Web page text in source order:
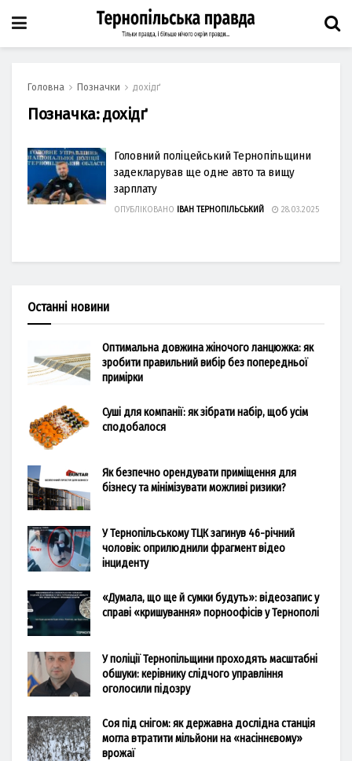
Головна Позначки дохідґ
Позначка:дохідґ
Головний поліцейський Тернопільщини
задекларував ще одне авто та вищу
зарплату
ОПУБЛІКОВАНО ІВАН ТЕРНОПІЛЬСЬКИЙ 28.03.2025
Останні новини
Оптимальна довжина жіночого ланцюжка: як
зробити правильний вибір без попередньої
примірки
Суші для компанії: як зібрати набір, щоб усім
сподобалося
Як безпечно орендувати приміщення для
бізнесу та мінімізувати можливі ризики?
У Тернопільському ТЦК загинув 46-річний
чоловік: оприлюднили фрагмент відео
інциденту
«Думала, що ще й сумки будуть»: відеозапис у
справі «кришування» порноофісів у Тернополі
У поліції Тернопільщини проходять масштабні
обшуки: керівнику слідчого управління
оголосили підозру
Соя під снігом: як державна дослідна станція
могла втратити мільйони на «насіннєвому»
врожаї